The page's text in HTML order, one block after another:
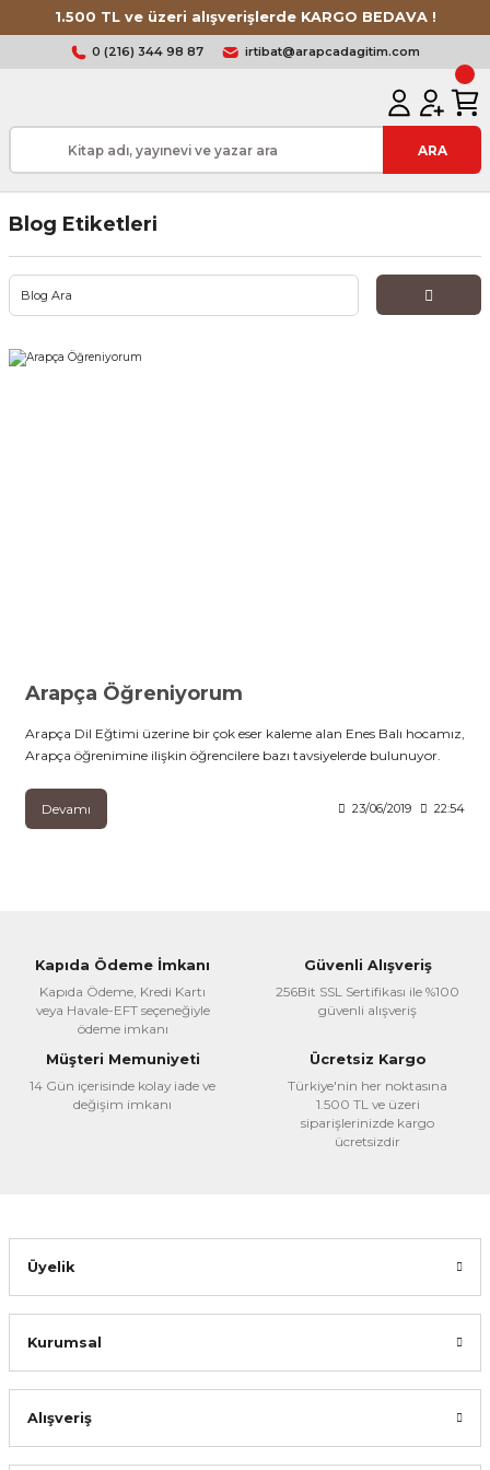
1.500 TL ve üzeri alışverişlerde KARGO BEDAVA !
0 (216) 344 98 87 irtibat@arapcadagitim.com
ARA
Blog Etiketleri
Arapça Öğreniyorum
Arapça Dil Eğtimi üzerine bir çok eser kaleme alan Enes Balı hocamız,
Arapça öğrenimine ilişkin öğrencilere bazı tavsiyelerde bulunuyor.
Devamı 23/06/2019 22:54
Kapıda Ödeme İmkanı
Kapıda Ödeme, Kredi Kartı
veya Havale-EFT seçeneğiyle
ödeme imkanı
Güvenli Alışveriş
256Bit SSL Sertifikası ile %100
güvenli alışveriş
Müşteri Memuniyeti
14 Gün içerisinde kolay iade ve
değişim imkanı
Ücretsiz Kargo
Türkiye'nin her noktasına
1.500 TL ve üzeri
siparişlerinizde kargo
ücretsizdir
Üyelik
Kurumsal
Alışveriş